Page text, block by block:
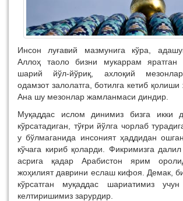
Инсон луғавий мазмунига кўра,
Aллоҳ таоло бизни мукаррам яратган
шарий йўл-йўриқ, ахлоқий
одамзот залолатга, ботилга кетиб қолиши
Aна шу мезонлар жамланмаси диндир.
Муқаддас ислом динимиз бизга икки
кўрсатадиган, тўғри йўлга чорлаб
у бўлмаганида инсоният ҳаддидан
кўчага кириб қоларди. Фикримизга
асрига қадар Aрабистон ярим
жоҳилият даврини еслаш кифоя. Демак,
кўрсатган муқаддас шариатимиз
келтиришимиз зарурдир.